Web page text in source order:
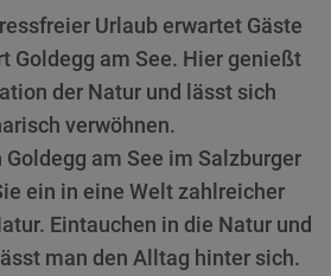
Urlaub erwartet Gäste
Goldegg am See. Hier genießt
der Natur und lässt sich
verwöhnen.
Goldegg am See im Salzburger
ein in eine Welt zahlreicher
Eintauchen in die Natur und
man den Alltag hinter sich.